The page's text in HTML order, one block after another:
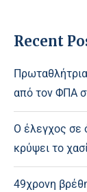
Recent
από τον ΦΠΑ
Ο έλεγχος σε
κρύψει το
49χρονη